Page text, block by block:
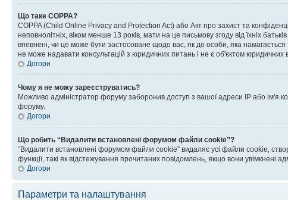
Що таке COPPA?
COPPA (Child Online Privacy and Protection Act) або Акт про захист та
неповнолітніх, віком менше 13 років, мати на це письмову згоду від їхніх
впевнені, чи це може бути застосоване щодо вас, як до особи, яка
не може надавати консультацій з юридичних питань і не є об'єктом юридичних
Догори
Чому я не можу зареєструватись?
Можливо адміністратор форуму заборонив доступ з вашої адреси IP або ім'я
форуму.
Догори
Що робить “Видалити встановлені форумом файли cookie”?
“Видалити встановлені форумом файли cookie” видаляє усі файли cookie,
функції, такі як відстежування прочитаних повідомлень, якщо вони увімкнені
Догори
Параметри та налаштування